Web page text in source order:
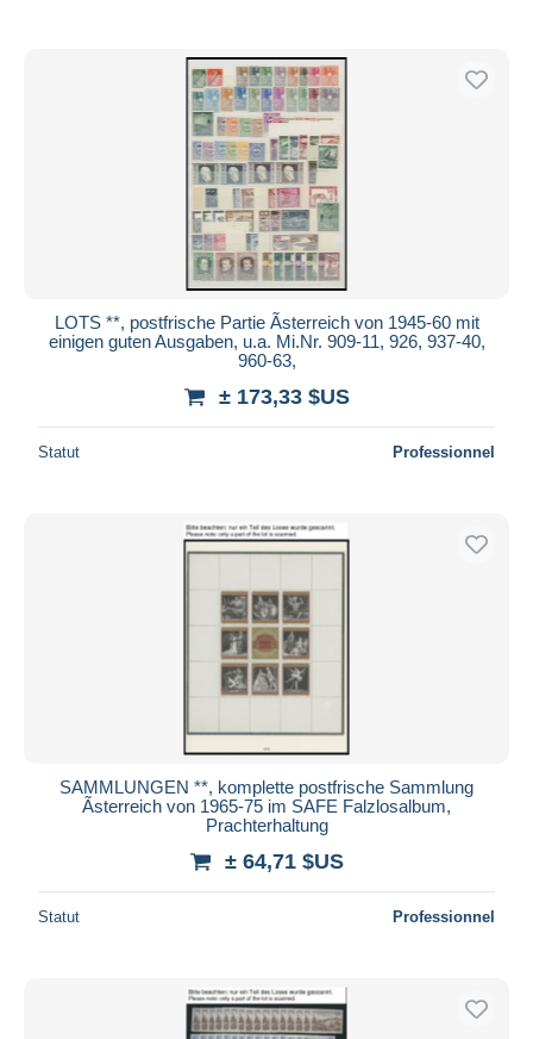
LOTS **, postfrische Partie Ãsterreich von 1945-60 mit
einigen guten Ausgaben, u.a. Mi.Nr. 909-11, 926, 937-40,
960-63,
± 173,33 $US
Statut Professionnel
SAMMLUNGEN **, komplette postfrische Sammlung
Ãsterreich von 1965-75 im SAFE Falzlosalbum,
Prachterhaltung
± 64,71 $US
Statut Professionnel